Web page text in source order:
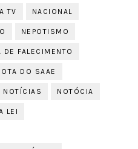
TV NACIONAL
NEPOTISMO
DE FALECIMENTO
DO SAAE
NOTÍCIAS NOTÓCIA
LEI